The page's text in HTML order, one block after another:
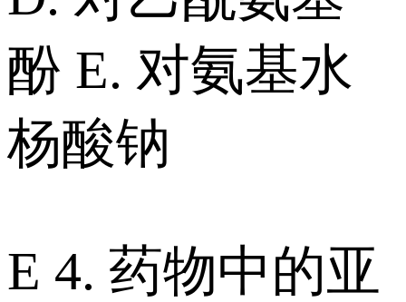
酚 E. 对氨基水
杨酸钠
E 4. 药物中的亚